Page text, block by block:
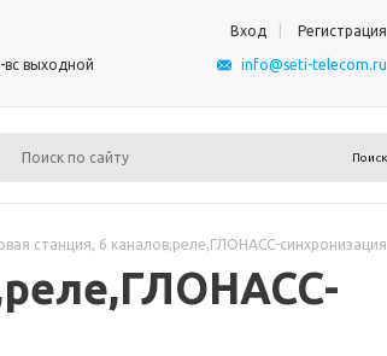
Вход Регистрация
выходной info@seti-telecom.ru
станция, 6 каналов,реле,ГЛОНАСС-синхронизация